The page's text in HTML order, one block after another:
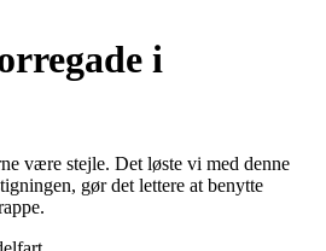
i
være stejle. Det løste vi med denne
gør det lettere at benytte